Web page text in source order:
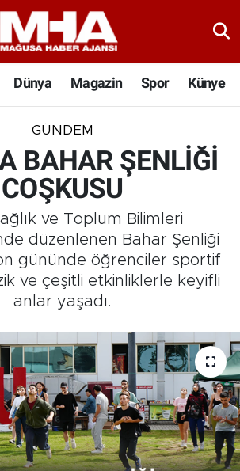
Dünya Magazin Spor Künye
GÜNDEM
BAHAR ŞENLİĞİ
COŞKUSU
ve Toplum Bilimleri
düzenlenen Bahar Şenliği
gününde öğrenciler sportif
ve çeşitli etkinliklerle keyifli
anlar yaşadı.